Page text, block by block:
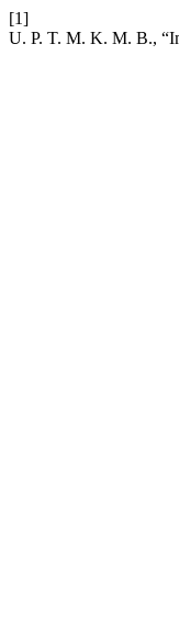
[1]
U. P. T. M. K. M. B.,